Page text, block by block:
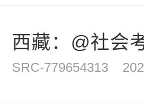
西藏：@社会
SRC-779654313